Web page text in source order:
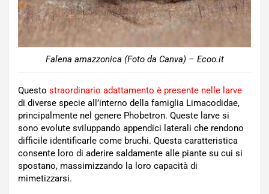
Falena amazzonica (Foto da Canva) – Ecoo.it
Questo straordinario adattamento è presente nelle larve
di diverse specie all’interno della famiglia Limacodidae,
principalmente nel genere Phobetron. Queste larve si
sono evolute sviluppando appendici laterali che rendono
difficile identificarle come bruchi. Questa caratteristica
consente loro di aderire saldamente alle piante su cui si
spostano, massimizzando la loro capacità di
mimetizzarsi.